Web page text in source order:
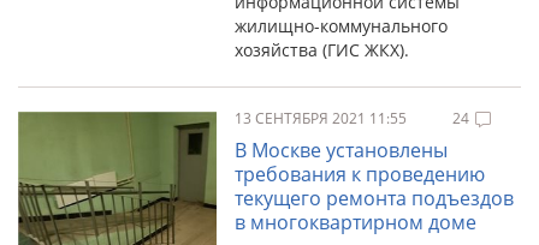
жилищно-коммунального
хозяйства (ГИС ЖКХ).
13 СЕНТЯБРЯ 2021 11:55 24
В Москве установлены
требования к проведению
текущего ремонта подъездов
в многоквартирном доме